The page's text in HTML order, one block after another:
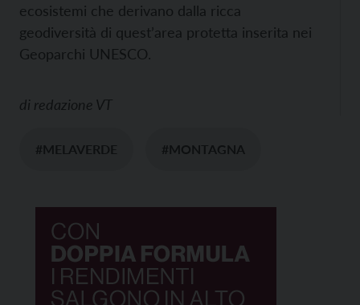
ecosistemi che derivano dalla ricca
geodiversità di quest’area protetta inserita nei
Geoparchi UNESCO.
di redazione VT
#MELAVERDE #MONTAGNA